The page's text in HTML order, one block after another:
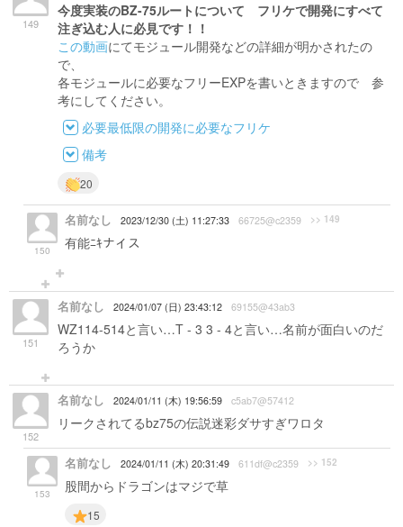
149
今度実装のBZ-75ルートについて フリケで開発にすべて
注ぎ込む人に必見です！！
この動画にてモジュール開発などの詳細が明かされたの
で、
各モジュールに必要なフリーEXPを書いときますので 参
考にしてください。
必要最低限の開発に必要なフリケ
備考
20
150
名前なし 2023/12/30 (土) 11:27:33 66725@c2359 >> 149
有能ﾆｷナイス
151
名前なし 2024/01/07 (日) 23:43:12 69155@43ab3
WZ114-514と言い…T - 3 3 - 4と言い…名前が面白いのだ
ろうか
152
名前なし 2024/01/11 (木) 19:56:59 c5ab7@57412
リークされてるbz75の伝説迷彩ダサすぎワロタ
153
名前なし 2024/01/11 (木) 20:31:49 611df@c2359 >> 152
股間からドラゴンはマジで草
15